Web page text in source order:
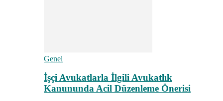
Genel
İşçi Avukatlarla İlgili Avukatlık
Kanununda Acil Düzenleme Önerisi